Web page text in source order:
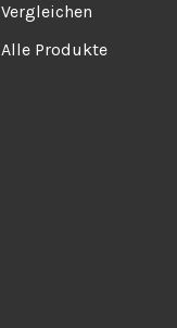
Vergleichen
Alle Produkte